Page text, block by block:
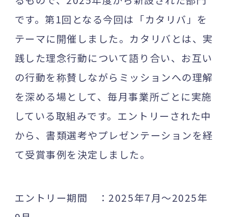
です。第1回となる今回は「カタリバ」を
テーマに開催しました。カタリバとは、実
践した理念行動について語り合い、お互い
の行動を称賛しながらミッションへの理解
を深める場として、毎月事業所ごとに実施
している取組みです。エントリーされた中
から、書類選考やプレゼンテーションを経
て受賞事例を決定しました。
エントリー期間 ：2025年7月～2025年